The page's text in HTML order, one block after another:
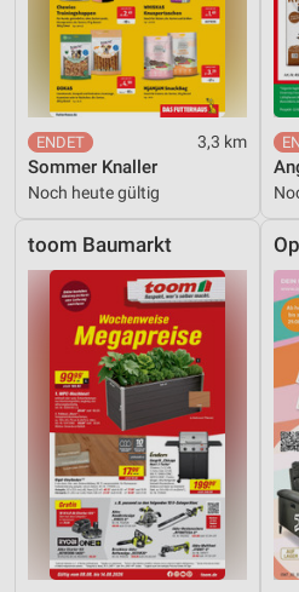
3,3 km
Sommer Knaller
Noch heute gültig
toom Baumarkt